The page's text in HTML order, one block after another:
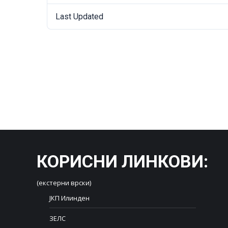
Last Updated
КОРИСНИ ЛИНКОВИ:
(екстерни врски)
ЈКП Илинден
ЗЕЛС